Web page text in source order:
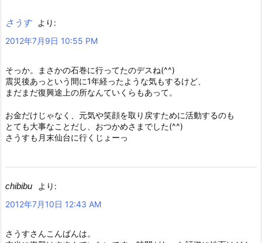
さうす
より:
2012年7月9日 10:55 PM
そっか。まさかの石巻に行ってたのデスね(^^)
震災後あっという間に1年経ったような気もするけど、
まだまだ復興途上の所なんていくらもあって。
お金だけじゃなく、元気や笑顔を取り戻すために活動するのも
とても大事なことだし、おつかめさまでした(^^)
さうすも月末仙台に行くじょーっ
chibibu
より:
2012年7月10日 12:43 AM
さうすさんこんばんは。